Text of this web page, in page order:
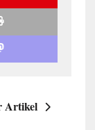
Artikel